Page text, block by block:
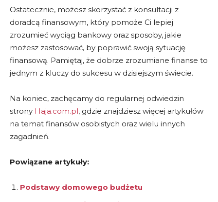
Ostatecznie, możesz skorzystać z konsultacji z
doradcą finansowym, który pomoże Ci lepiej
zrozumieć wyciąg bankowy oraz sposoby, jakie
możesz zastosować, by poprawić swoją sytuację
finansową. Pamiętaj, że dobrze zrozumiane finanse to
jednym z kluczy do sukcesu w dzisiejszym świecie.
Na koniec, zachęcamy do regularnej odwiedzin
strony Haja.com.pl, gdzie znajdziesz więcej artykułów
na temat finansów osobistych oraz wielu innych
zagadnień.
Powiązane artykuły:
Podstawy domowego budżetu